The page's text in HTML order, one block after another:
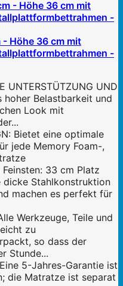
Höhe 36 cm mit
-
UNTERSTÜTZUNG UND
hoher Belastbarkeit und
Look mit
Bietet eine optimale
jede Memory Foam-,
Feinsten: 33 cm Platz
dicke Stahlkonstruktion
machen es perfekt für
Werkzeuge, Teile und
zu
so dass der
Stunde...
5-Jahres-Garantie ist
die Matratze ist separat